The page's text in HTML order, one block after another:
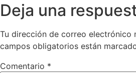
Deja una
Tu dirección de correo electrónico
campos obligatorios están
Comentario *